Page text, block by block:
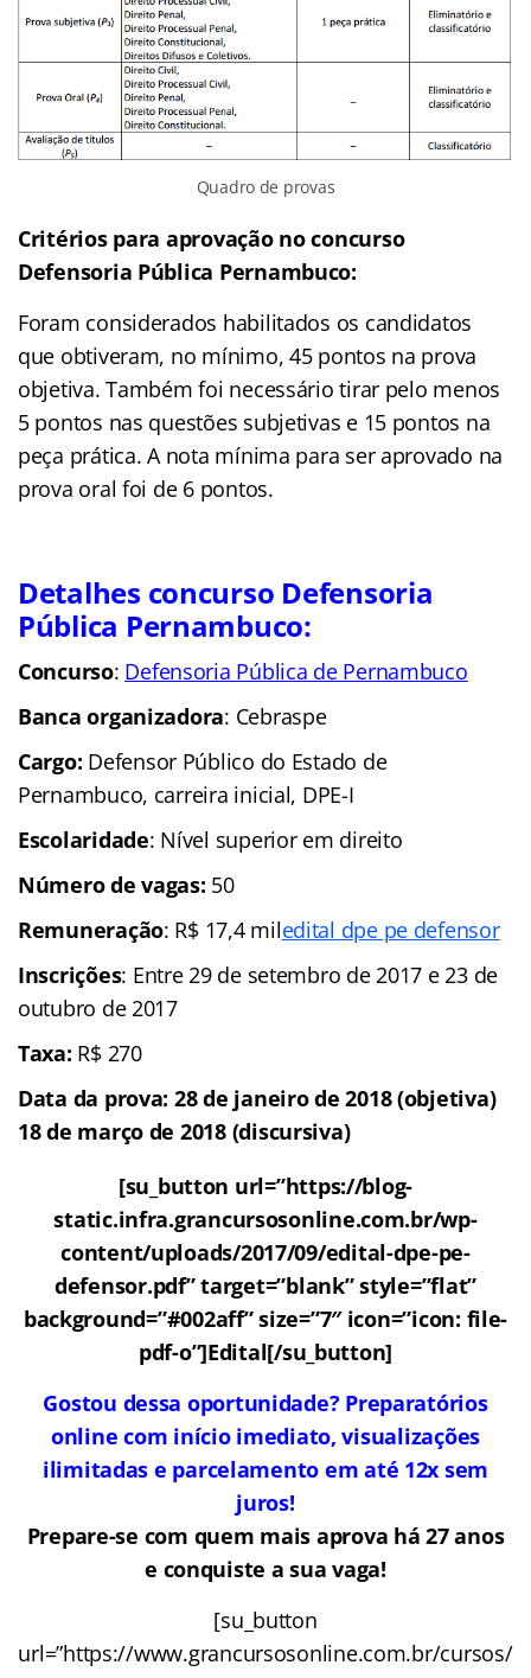
Quadro de provas
Critérios para aprovação no concurso
Defensoria Pública Pernambuco:
Foram considerados habilitados os candidatos
que obtiveram, no mínimo, 45 pontos na prova
objetiva. Também foi necessário tirar pelo menos
5 pontos nas questões subjetivas e 15 pontos na
peça prática. A nota mínima para ser aprovado na
prova oral foi de 6 pontos.
Detalhes concurso Defensoria
Pública Pernambuco:
Concurso: Defensoria Pública de Pernambuco
Banca organizadora: Cebraspe
Cargo: Defensor Público do Estado de
Pernambuco, carreira inicial, DPE-I
Escolaridade: Nível superior em direito
Número de vagas: 50
Remuneração: R$ 17,4 miledital dpe pe defensor
Inscrições: Entre 29 de setembro de 2017 e 23 de
outubro de 2017
Taxa: R$ 270
Data da prova: 28 de janeiro de 2018 (objetiva)
18 de março de 2018 (discursiva)
[su_button url=”https://blog-
static.infra.grancursosonline.com.br/wp-
content/uploads/2017/09/edital-dpe-pe-
defensor.pdf” target=”blank” style=”flat”
background=”#002aff” size=”7″ icon=”icon: file-
pdf-o”]Edital[/su_button]
Gostou dessa oportunidade? Preparatórios
online com início imediato, visualizações
ilimitadas e parcelamento em até 12x sem
juros!
Prepare-se com quem mais aprova há 27 anos
e conquiste a sua vaga!
[su_button
url=”https://www.grancursosonline.com.br/cursos/